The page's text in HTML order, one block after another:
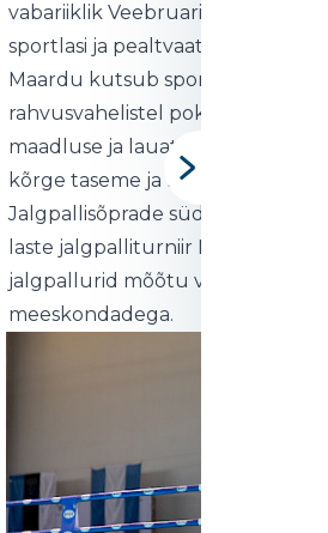
vabariiklik Veebruari Täht, mis
sportlasi ja pealtvaatajaid kogu
Maardu kutsub sportlasi üle
rahvusvahelistel poksiturniiridel,
maadluse ja lauatennise
kõrge taseme ja külalislahkuse
Jalgpallisõprade südamed võidab
laste jalgpalliturniir Maardu Cup,
jalgpallurid mõõtu võtavad teiste
meeskondadega.